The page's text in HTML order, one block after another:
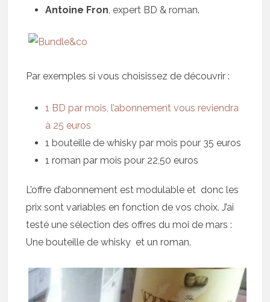
Antoine Fron , expert BD & roman.
Par exemples si vous choisissez de découvrir :
1 BD par mois, l’abonnement vous reviendra
à 25 euros
1 bouteille de whisky par mois pour 35 euros
1 roman par mois pour 22,50 euros
L’offre d’abonnement est modulable et donc les
prix sont variables en fonction de vos choix. J’ai
testé une sélection des offres du moi de mars :
Une bouteille de whisky et un roman.